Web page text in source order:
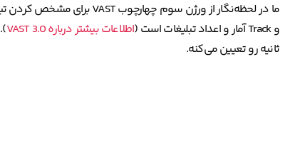
و Track آمار و اعداد تبلیغات است (
اطلاعات بیشتر درباره VAST 3.0
ثانیه رو تعیین می‌کنه.